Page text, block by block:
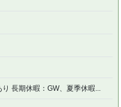
長期休暇：GW、夏季休暇...